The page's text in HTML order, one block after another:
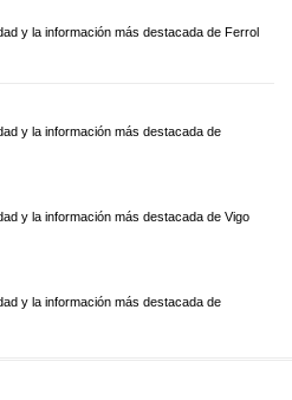
y la información más destacada de Ferrol
y la información más destacada de
y la información más destacada de Vigo
y la información más destacada de